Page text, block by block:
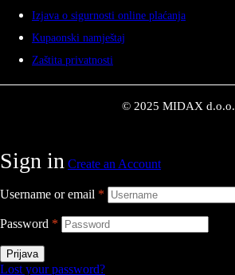
Izjava o sigurnosti online plaćanja
Kupaonski namještaj
Zaštita privatnosti
© 2025 MIDAX d.o.o.
Sign in Create an Account
Username or email *
Password *
Prijava
Lost your password?